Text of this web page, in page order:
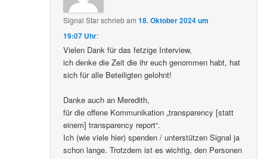
Signal Starschriebam18. Oktober 2024 um
19:07 Uhr:
Vielen Dank für das fetzige Interview,
ich denke die Zeit die ihr euch genommen habt, hat
sich für alle Beteiligten gelohnt!
Danke auch an Meredith,
für die offene Kommunikation „transparency [statt
einem] transparency report“.
Ich (wie viele hier) spenden / unterstützen Signal ja
schon lange. Trotzdem ist es wichtig, den Personen